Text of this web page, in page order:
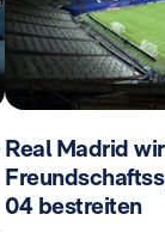
Real Madrid
04 bestreiten